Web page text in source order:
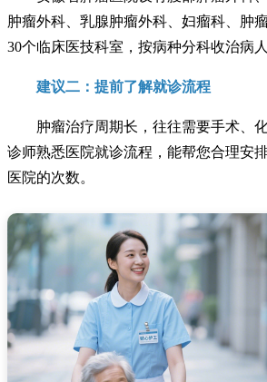
肿瘤外科、乳腺肿瘤外科、妇瘤科、肿
30个临床医技科室，按病种分科收治病人
建议二：提前了解就诊流程
肿瘤治疗周期长，往往需要手术、
诊师熟悉医院就诊流程，能帮您合理安
医院的次数。